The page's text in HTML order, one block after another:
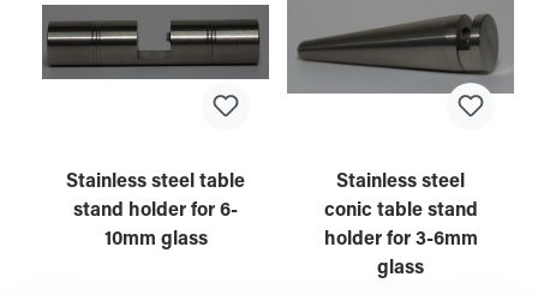
Stainless steel table
stand holder for 6-
10mm glass
Stainless steel
conic table stand
holder for 3-6mm
glass